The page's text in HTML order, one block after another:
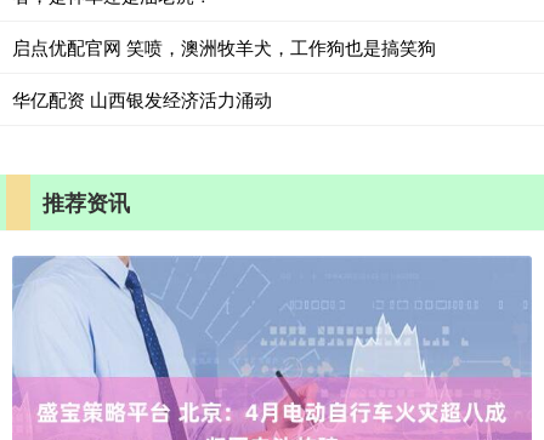
启点优配官网 笑喷，澳洲牧羊犬，工作狗也是搞笑狗
华亿配资 山西银发经济活力涌动
推荐资讯